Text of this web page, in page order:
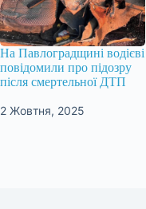
На Павлоградщині водієві
повідомили про підозру
після смертельної ДТП
2 Жовтня, 2025